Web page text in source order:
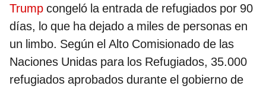
Trump congeló la entrada de refugiados por 90
días, lo que ha dejado a miles de personas en
un limbo. Según el Alto Comisionado de las
Naciones Unidas para los Refugiados, 35.000
refugiados aprobados durante el gobierno de